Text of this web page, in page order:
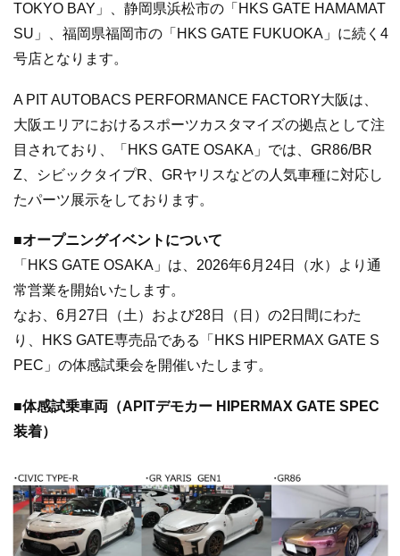
TOKYO BAY」、静岡県浜松市の「HKS GATE HAMAMAT
SU」、福岡県福岡市の「HKS GATE FUKUOKA」に続く4
号店となります。
A PIT AUTOBACS PERFORMANCE FACTORY大阪は、
大阪エリアにおけるスポーツカスタマイズの拠点として注
目されており、「HKS GATE OSAKA」では、GR86/BR
Z、シビックタイプR、GRヤリスなどの人気車種に対応し
たパーツ展示をしております。
■オープニングイベントについて
「HKS GATE OSAKA」は、2026年6月24日（水）より通
常営業を開始いたします。
なお、6月27日（土）および28日（日）の2日間にわた
り、HKS GATE専売品である「HKS HIPERMAX GATE S
PEC」の体感試乗会を開催いたします。
■体感試乗車両（APITデモカー HIPERMAX GATE SPEC
装着）